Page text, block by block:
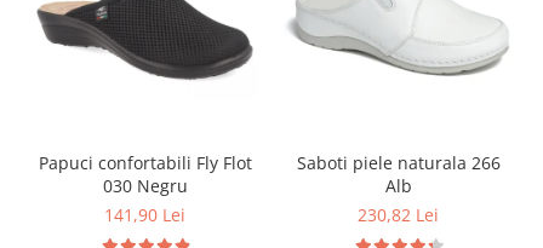
Papuci confortabili Fly Flot
030 Negru
141,90 Lei
Saboti piele naturala 266
Alb
230,82 Lei